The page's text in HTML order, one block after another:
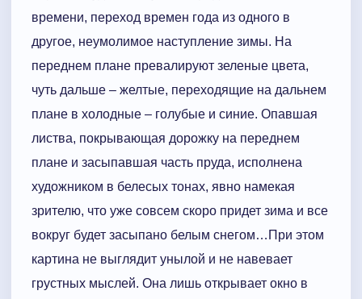
времени, переход времен года из одного в
другое, неумолимое наступление зимы. На
переднем плане превалируют зеленые цвета,
чуть дальше – желтые, переходящие на дальнем
плане в холодные – голубые и синие. Опавшая
листва, покрывающая дорожку на переднем
плане и засыпавшая часть пруда, исполнена
художником в белесых тонах, явно намекая
зрителю, что уже совсем скоро придет зима и все
вокруг будет засыпано белым снегом…При этом
картина не выглядит унылой и не навевает
грустных мыслей. Она лишь открывает окно в